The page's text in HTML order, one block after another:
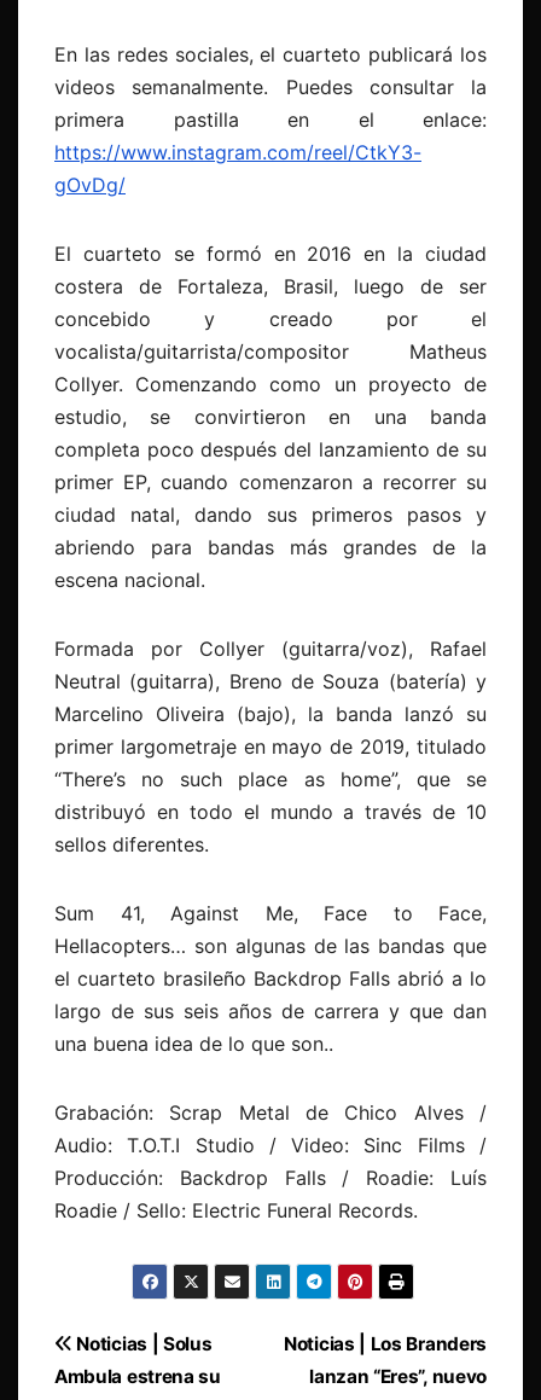
En las redes sociales, el cuarteto publicará los
videos semanalmente. Puedes consultar la
primera pastilla en el enlace:
https://www.instagram.com/reel/CtkY3-
gOvDg/
El cuarteto se formó en 2016 en la ciudad
costera de Fortaleza, Brasil, luego de ser
concebido y creado por el
vocalista/guitarrista/compositor Matheus
Collyer. Comenzando como un proyecto de
estudio, se convirtieron en una banda
completa poco después del lanzamiento de su
primer EP, cuando comenzaron a recorrer su
ciudad natal, dando sus primeros pasos y
abriendo para bandas más grandes de la
escena nacional.
Formada por Collyer (guitarra/voz), Rafael
Neutral (guitarra), Breno de Souza (batería) y
Marcelino Oliveira (bajo), la banda lanzó su
primer largometraje en mayo de 2019, titulado
“There’s no such place as home”, que se
distribuyó en todo el mundo a través de 10
sellos diferentes.
Sum 41, Against Me, Face to Face,
Hellacopters… son algunas de las bandas que
el cuarteto brasileño Backdrop Falls abrió a lo
largo de sus seis años de carrera y que dan
una buena idea de lo que son..
Grabación: Scrap Metal de Chico Alves /
Audio: T.O.T.I Studio / Video: Sinc Films /
Producción: Backdrop Falls / Roadie: Luís
Roadie / Sello: Electric Funeral Records.
Navegación
Noticias | Los Branders
lanzan “Eres”, nuevo
Noticias | Solus
Ambula estrena su